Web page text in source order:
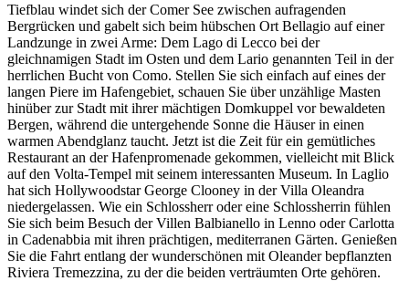
Tiefblau windet sich der Comer See zwischen aufragenden
Bergrücken und gabelt sich beim hübschen Ort Bellagio auf einer
Landzunge in zwei Arme: Dem Lago di Lecco bei der
gleichnamigen Stadt im Osten und dem Lario genannten Teil in der
herrlichen Bucht von Como. Stellen Sie sich einfach auf eines der
langen Piere im Hafengebiet, schauen Sie über unzählige Masten
hinüber zur Stadt mit ihrer mächtigen Domkuppel vor bewaldeten
Bergen, während die untergehende Sonne die Häuser in einen
warmen Abendglanz taucht. Jetzt ist die Zeit für ein gemütliches
Restaurant an der Hafenpromenade gekommen, vielleicht mit Blick
auf den Volta-Tempel mit seinem interessanten Museum. In Laglio
hat sich Hollywoodstar George Clooney in der Villa Oleandra
niedergelassen. Wie ein Schlossherr oder eine Schlossherrin fühlen
Sie sich beim Besuch der Villen Balbianello in Lenno oder Carlotta
in Cadenabbia mit ihren prächtigen, mediterranen Gärten. Genießen
Sie die Fahrt entlang der wunderschönen mit Oleander bepflanzten
Riviera Tremezzina, zu der die beiden verträumten Orte gehören.